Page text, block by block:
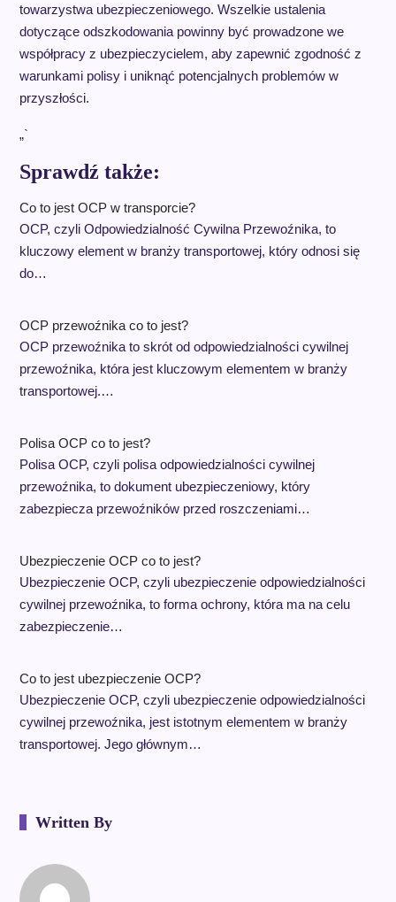
towarzystwa ubezpieczeniowego. Wszelkie ustalenia
dotyczące odszkodowania powinny być prowadzone we
współpracy z ubezpieczycielem, aby zapewnić zgodność z
warunkami polisy i uniknąć potencjalnych problemów w
przyszłości.
„`
Sprawdź także:
Co to jest OCP w transporcie?
OCP, czyli Odpowiedzialność Cywilna Przewoźnika, to
kluczowy element w branży transportowej, który odnosi się
do…
OCP przewoźnika co to jest?
OCP przewoźnika to skrót od odpowiedzialności cywilnej
przewoźnika, która jest kluczowym elementem w branży
transportowej.…
Polisa OCP co to jest?
Polisa OCP, czyli polisa odpowiedzialności cywilnej
przewoźnika, to dokument ubezpieczeniowy, który
zabezpiecza przewoźników przed roszczeniami…
Ubezpieczenie OCP co to jest?
Ubezpieczenie OCP, czyli ubezpieczenie odpowiedzialności
cywilnej przewoźnika, to forma ochrony, która ma na celu
zabezpieczenie…
Co to jest ubezpieczenie OCP?
Ubezpieczenie OCP, czyli ubezpieczenie odpowiedzialności
cywilnej przewoźnika, jest istotnym elementem w branży
transportowej. Jego głównym…
Written By